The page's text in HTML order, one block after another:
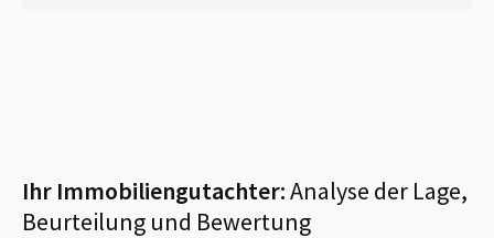
Ihr Immobiliengutachter:Analyse der Lage,
Beurteilung und Bewertung